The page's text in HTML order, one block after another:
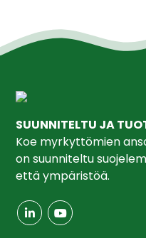
SUUNNITELTU JA
Koe myrkyttömien
on suunniteltu
että ympäristöä.